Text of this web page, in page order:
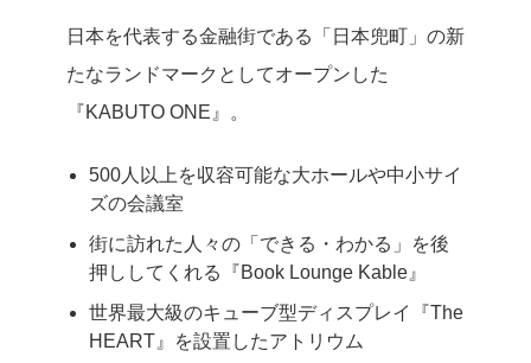
日本を代表する金融街である「日本兜町」の新
たなランドマークとしてオープンした
『KABUTO ONE』。
500人以上を収容可能な大ホールや中小サイ
ズの会議室
街に訪れた人々の「できる・わかる」を後
押ししてくれる『Book Lounge Kable』
世界最大級のキューブ型ディスプレイ『The
HEART』を設置したアトリウム